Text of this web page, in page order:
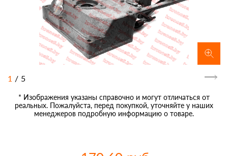
1 / 5
* Изображения указаны справочно и могут отличаться от
реальных. Пожалуйста, перед покупкой, уточняйте у наших
менеджеров подробную информацию о товаре.